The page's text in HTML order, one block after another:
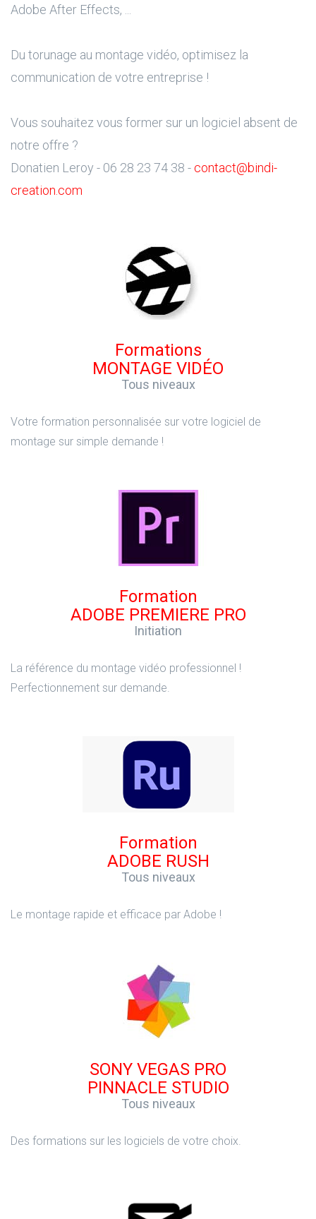
Adobe After Effects, ...
Du torunage au montage vidéo, optimisez la
communication de votre entreprise !
Vous souhaitez vous former sur un logiciel absent de
notre offre ?
Donatien Leroy - 06 28 23 74 38 - contact@bindi-
creation.com
Formations
MONTAGE VIDÉO
Tous niveaux
Votre formation personnalisée sur votre logiciel de
montage sur simple demande !
Formation
ADOBE PREMIERE PRO
Initiation
La référence du montage vidéo professionnel !
Perfectionnement sur demande.
Formation
ADOBE RUSH
Tous niveaux
Le montage rapide et efficace par Adobe !
SONY VEGAS PRO
PINNACLE STUDIO
Tous niveaux
Des formations sur les logiciels de votre choix.